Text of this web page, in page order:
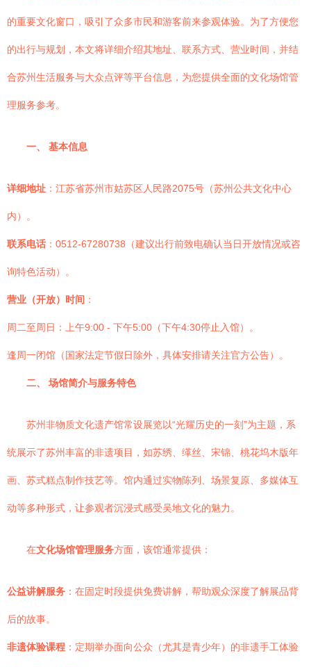
的重要文化窗口，吸引了众多市民和游客前来参观体验。为了方便您
的出行与规划，本文将详细介绍其地址、联系方式、营业时间，并结
合苏州生活服务与大众点评等平台信息，为您提供全面的文化场馆管
理服务参考。
一、 基本信息
详细地址 ：江苏省苏州市姑苏区人民路2075号（苏州公共文化中心
内）。
联系电话 ：0512-67280738（建议出行前致电确认当日开放情况或咨
询特色活动）。
营业（开放）时间 ：
周二至周日：上午9:00 - 下午5:00（下午4:30停止入馆）。
逢周一闭馆（国家法定节假日除外，具体安排请关注官方公告）。
二、 场馆简介与服务特色
苏州非物质文化遗产馆常设展览以“光耀历史的一刻”为主题，系
统展示了苏州丰富的非遗项目，如苏绣、缂丝、宋锦、桃花坞木版年
画、苏式糕点制作技艺等。馆内通过实物陈列、场景复原、多媒体互
动等多种形式，让参观者沉浸式感受吴地文化的魅力。
在文化场馆管理服务方面，该馆通常提供：
公益讲解服务 ：在固定时段提供免费讲解，帮助观众深度了解展品背
后的故事。
非遗体验课程 ：定期举办面向公众（尤其是青少年）的非遗手工体验